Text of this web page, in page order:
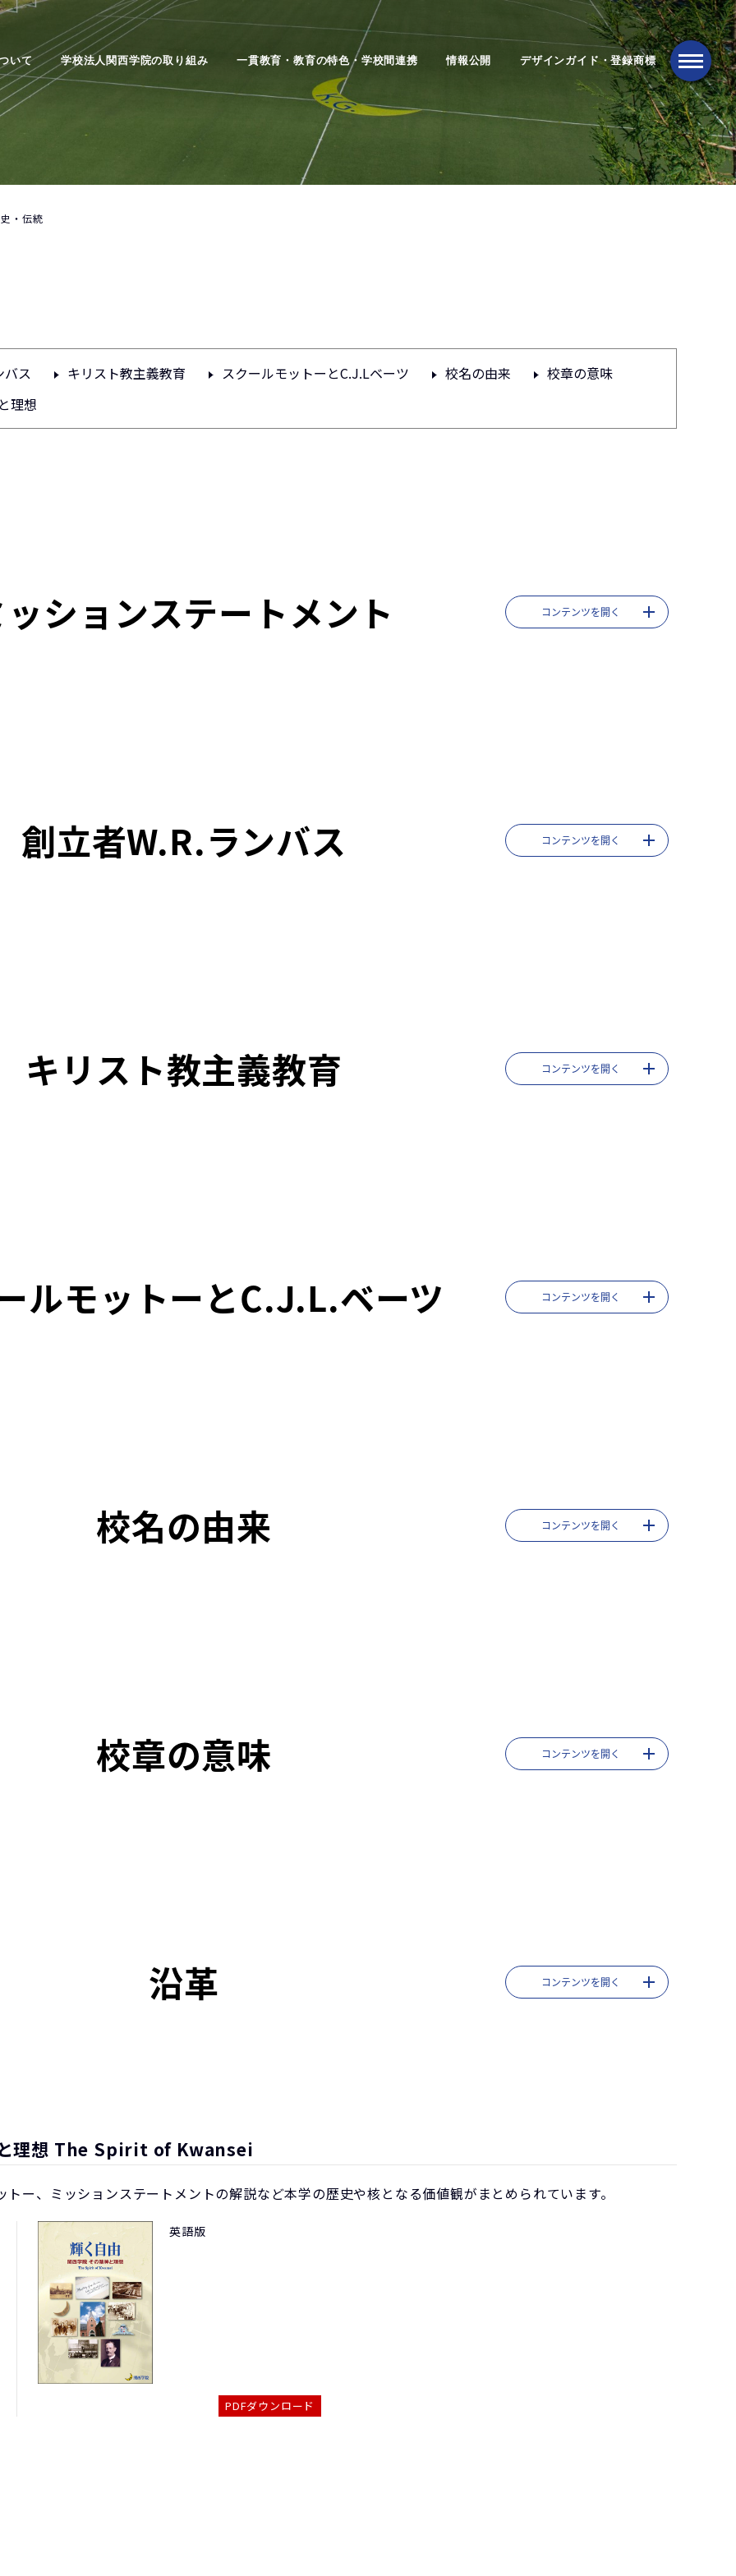
いて 学校法人関西学院の取り組み 一貫教育・教育の特色・学校間連携 情報公開 デザインガイド・登録商標
メニュー
・伝統
バス キリスト教主義教育 スクールモットーとC.J.Lベーツ 校名の由来
校章の意味
理想
ションステートメント コンテンツを開く
創立者W.R.ランバス コンテンツを開く
キリスト教主義教育 コンテンツを開く
ルモットーとC.J.L.ベーツ コンテンツを開く
校名の由来 コンテンツを開く
校章の意味 コンテンツを開く
沿革 コンテンツを開く
と理想 The Spirit of Kwansei
ー、ミッションステートメントの解説など本学の歴史や核となる価値観がまとめられています。
英語版
PDFダウンロード